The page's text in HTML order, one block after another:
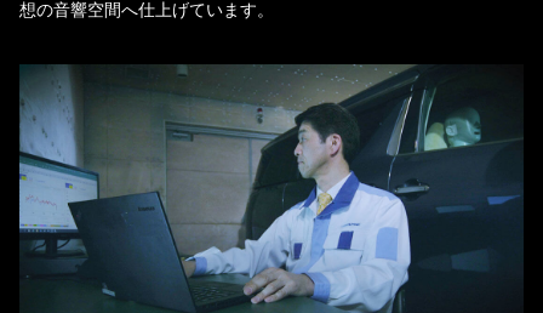
想の音響空間へ仕上げています。